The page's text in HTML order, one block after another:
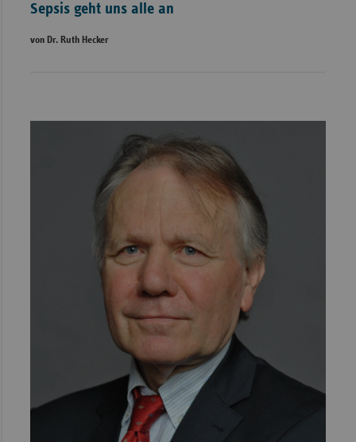
Sepsis geht uns alle an
von Dr. Ruth Hecker